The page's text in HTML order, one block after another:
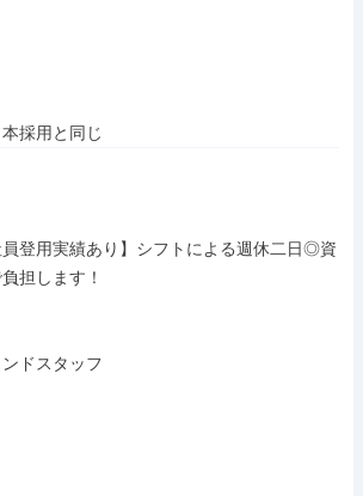
採用と同じ
員登用実績あり】シフトによる週休二日◎資
担します！
ドスタッフ